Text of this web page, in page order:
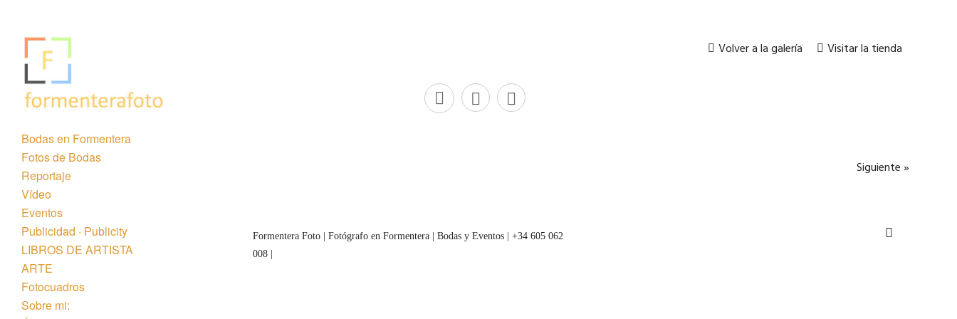
Bodas en Formentera
Fotos de Bodas
Reportaje
Vídeo
Eventos
Publicidad · Publicity
LIBROS DE ARTISTA
ARTE
Fotocuadros
Sobre mi:
Volver a la galería Visitar la tienda
« Anterior Siguiente »
Formentera Foto | Fotógrafo en Formentera | Bodas y Eventos | +34 605 062
008 |